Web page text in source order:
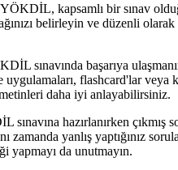
kapsamlı bir sınav
belirleyin ve düzenli
sınavında başarıya
flashcard'lar
daha iyi anlayabilirsiniz.
hazırlanırken çıkmış
zamanda yanlış yaptığınız
yapmayı da unutmayın.